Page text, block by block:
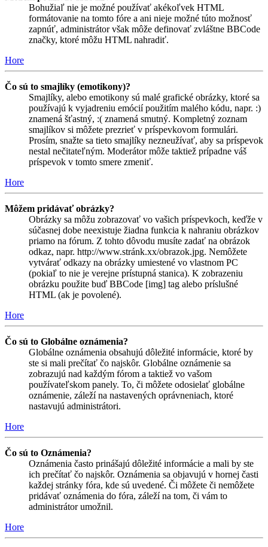
Bohužiaľ nie je možné používať akékoľvek HTML
formátovanie na tomto fóre a ani nieje možné túto možnosť
zapnúť, administrátor však môže definovať zvláštne BBCode
značky, ktoré môžu HTML nahradiť.
Hore
Čo sú to smajlíky (emotikony)?
Smajlíky, alebo emotikony sú malé grafické obrázky, ktoré sa
používajú k vyjadreniu emócií použitím malého kódu, napr. :)
znamená šťastný, :( znamená smutný. Kompletný zoznam
smajlíkov si môžete prezrieť v príspevkovom formulári.
Prosím, snažte sa tieto smajlíky nezneužívať, aby sa príspevok
nestal nečitateľným. Moderátor môže taktiež prípadne váš
príspevok v tomto smere zmeniť.
Hore
Môžem pridávať obrázky?
Obrázky sa môžu zobrazovať vo vašich príspevkoch, keďže v
súčasnej dobe neexistuje žiadna funkcia k nahraniu obrázkov
priamo na fórum. Z tohto dôvodu musíte zadať na obrázok
odkaz, napr. http://www.stránk.xx/obrazok.jpg. Nemôžete
vytvárať odkazy na obrázky umiestené vo vlastnom PC
(pokiaľ to nie je verejne prístupná stanica). K zobrazeniu
obrázku použite buď BBCode [img] tag alebo príslušné
HTML (ak je povolené).
Hore
Čo sú to Globálne oznámenia?
Globálne oznámenia obsahujú dôležité informácie, ktoré by
ste si mali prečítať čo najskôr. Globálne oznámenie sa
zobrazujú nad každým fórom a taktiež vo vašom
používateľskom panely. To, či môžete odosielať globálne
oznámenie, záleží na nastavených oprávneniach, ktoré
nastavujú administrátori.
Hore
Čo sú to Oznámenia?
Oznámenia často prinášajú dôležité informácie a mali by ste
ich prečítať čo najskôr. Oznámenia sa objavujú v hornej časti
každej stránky fóra, kde sú uvedené. Či môžete či nemôžete
pridávať oznámenia do fóra, záleží na tom, či vám to
administrátor umožnil.
Hore